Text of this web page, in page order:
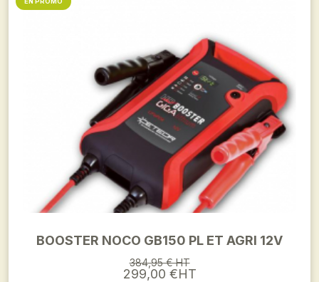
BOOSTER NOCO GB150 PL ET AGRI 12V
384,95 € HT
299,00 €HT